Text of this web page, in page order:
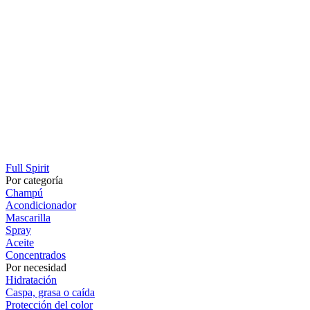
Full Spirit
Por categoría
Champú
Acondicionador
Mascarilla
Spray
Aceite
Concentrados
Por necesidad
Hidratación
Caspa, grasa o caída
Protección del color